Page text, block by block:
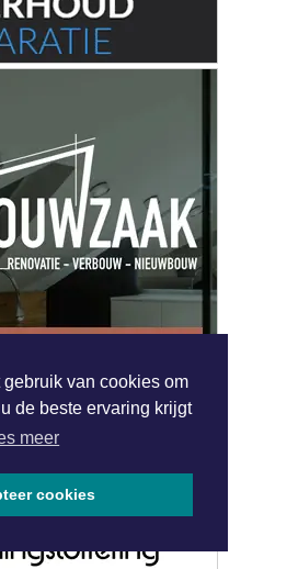
van cookies om
de beste ervaring krijgt
meer
cookies